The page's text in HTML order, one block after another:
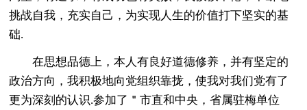
挑战自我，充实自己，为实现人生的价值打下坚实的基
础.
在思想品德上，本人有良好道德修养，并有坚定的
政治方向，我积极地向党组织靠拢，使我对我们党有了
更为深刻的认识.参加了＂市直和中央，省属驻梅单位